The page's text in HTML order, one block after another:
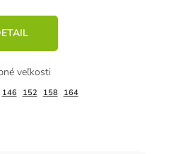
146 152 158 164